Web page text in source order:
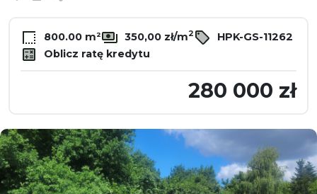
800.00 m² 350,00 zł/m2
HPK-GS-11262
Oblicz ratę kredytu
280 000 zł